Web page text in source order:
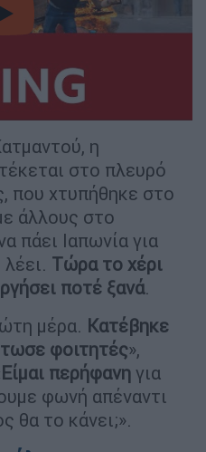
video
η
στο πλευρό
που χτυπήθηκε στο
άλλους στο
πάει Ιαπωνία για
Τώρα το χέρι
ποτέ ξανά.
μέρα. Κατέβηκε
φοιτητές»,
Είμαι περήφανη για
φωνή απέναντι
θα το κάνει;».